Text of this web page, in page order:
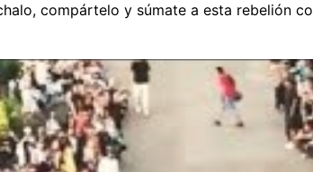
compártelo y súmate a esta rebelión